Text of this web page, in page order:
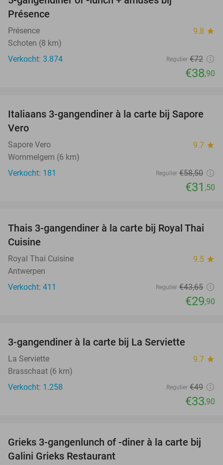
Présence
Présence 9.8 star
Schoten (8 km)
Verkocht: 3.874
Regulier €72
€38,90
46%
Italiaans 3-gangendiner à la carte bij Sapore
Vero
Sapore Vero 9.7 star
Wommelgem (6 km)
Verkocht: 181
Regulier €58,50
€31 ,50
32%
Thais 3-gangendiner à la carte bij Royal Thai
Cuisine
Royal Thai Cuisine 9.5 star
Antwerpen
Verkocht: 411
Regulier €43,65
€29,90
3-gangendiner à la carte bij La Serviette
La Serviette 9.7 star
Brasschaat (6 km)
Verkocht: 1.258
Regulier €49
€33,90
34%
Grieks 3-gangenlunch of -diner à la carte bij
Galini Grieks Restaurant